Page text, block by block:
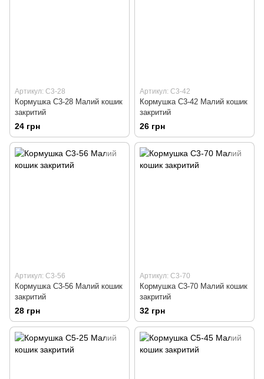
Артикул: С3-28
Кормушка С3-28 Малий кошик
закритий
24 грн
Артикул: С3-42
Кормушка С3-42 Малий кошик
закритий
26 грн
Артикул: С3-56
Кормушка С3-56 Малий кошик
закритий
28 грн
Артикул: С3-70
Кормушка С3-70 Малий кошик
закритий
32 грн